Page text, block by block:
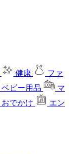
健康
ファ
ベビー用品
マ
おでかけ
エン